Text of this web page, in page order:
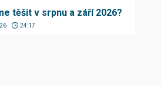
těšit v srpnu a září 2026?
24:17